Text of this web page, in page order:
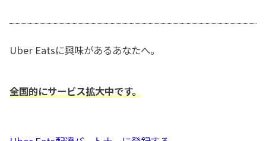
Uber Eatsに興味があるあなたへ。
全国的にサービス拡大中です。